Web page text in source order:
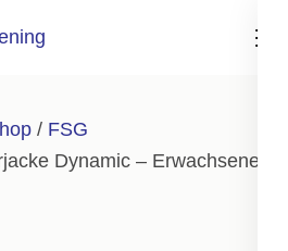
/ FSG
Dynamic – Erwachsene